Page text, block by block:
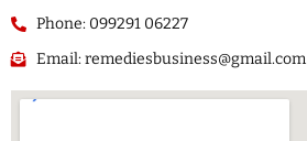
Phone: 099291 06227
Email: remediesbusiness@gmail.com